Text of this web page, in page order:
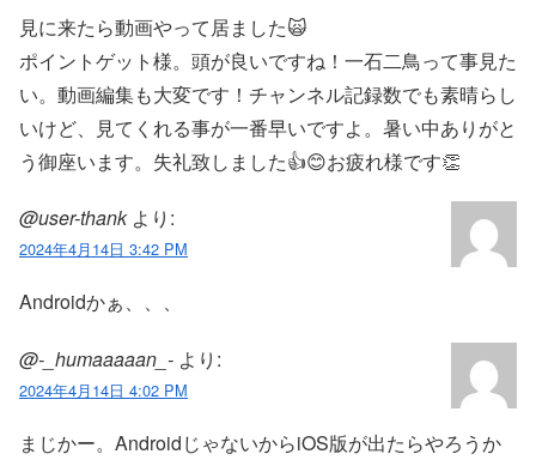
見に来たら動画やって居ました🙀
ポイントゲット様。頭が良いですね！一石二鳥って事見た
い。動画編集も大変です！チャンネル記録数でも素晴らし
いけど、見てくれる事が一番早いですよ。暑い中ありがと
う御座います。失礼致しました👍️😊お疲れ様です👏
@user-thank より:
2024年4月14日 3:42 PM
Androidかぁ、、、
@-_humaaaaan_- より:
2024年4月14日 4:02 PM
まじかー。AndroidじゃないからiOS版が出たらやろうか